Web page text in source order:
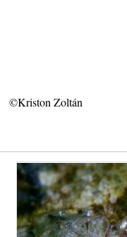
©Kriston Zoltán